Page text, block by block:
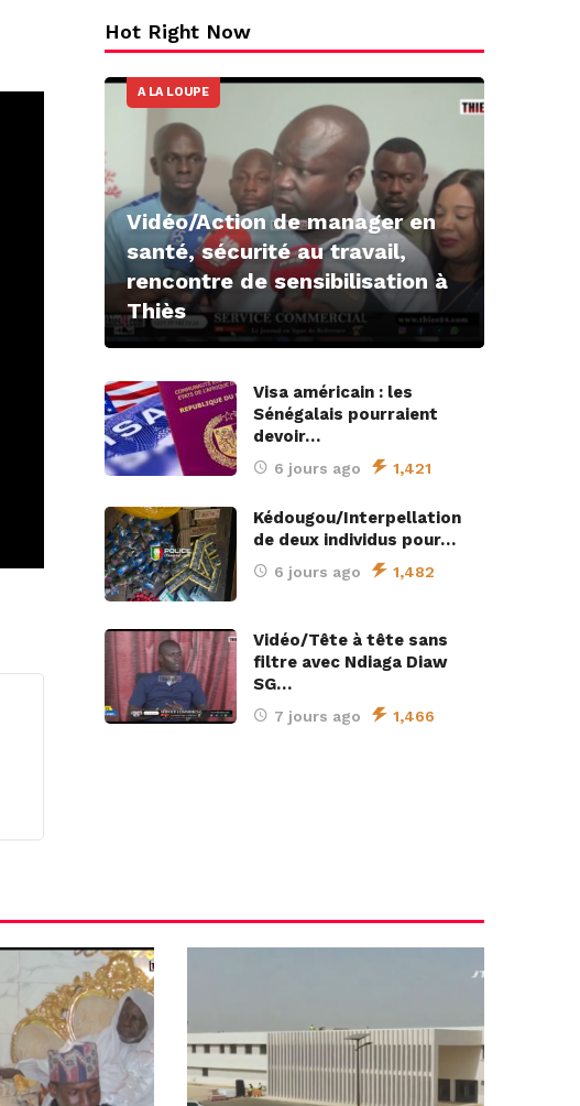
Hot Right Now
A LA LOUPE
Vidéo/Action de manager en
santé, sécurité au travail,
rencontre de sensibilisation à
Thiès
Visa américain : les
Sénégalais pourraient
devoir…
6 jours ago 1,421
Kédougou/Interpellation
de deux individus pour…
6 jours ago 1,482
Vidéo/Tête à tête sans
filtre avec Ndiaga Diaw
SG…
7 jours ago 1,466